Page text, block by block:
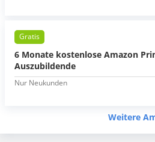
Gratis
6 Monate kostenlose Amazon
Auszubildende
Nur Neukunden
Weitere